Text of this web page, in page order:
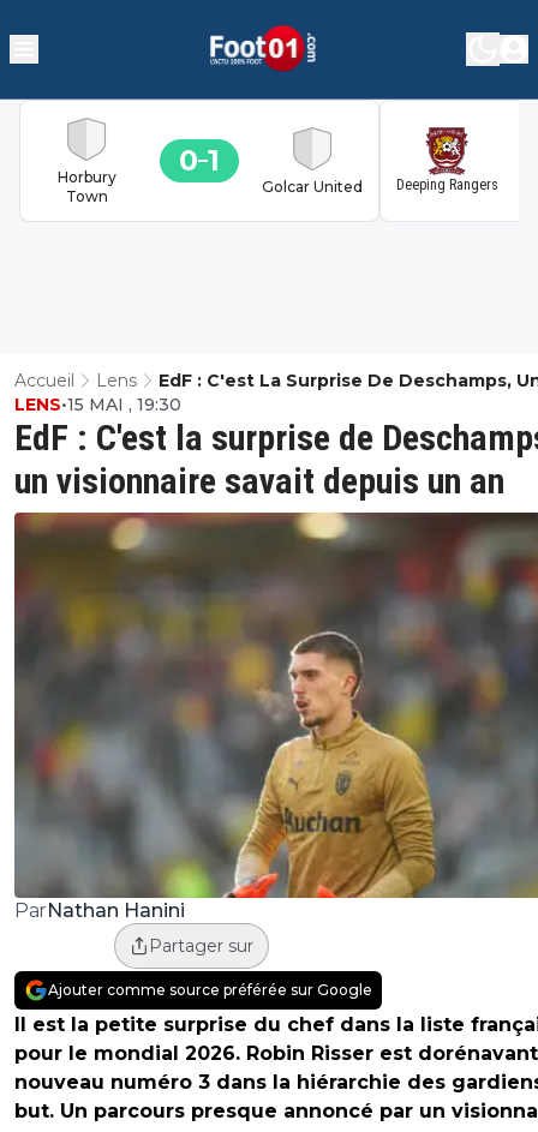
Horbury
Town
0 1
Golcar United Deeping Rangers
Accueil Lens
EdF : C'est La Surprise De Deschamps,
Visionnaire Savait Depuis Un An
EdF : C'est la surprise de
un visionnaire savait depuis un an
LENS•15 MAI , 19:30
ParNathan Hanini
Partager sur
Ajouter comme source préférée sur Google
Il est la petite surprise du chef dans la liste
pour le mondial 2026. Robin Risser est
nouveau numéro 3 dans la hiérarchie des
but. Un parcours presque annoncé par un